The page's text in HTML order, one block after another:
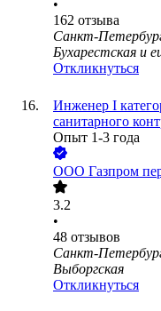
•
162 отзыва
Санкт-
Бухарестская и
Откликнуться
Инженер I
санитарного
Опыт 1-3 года
ООО Газпром
3.2
•
48 отзывов
Санкт-
Выборгская
Откликнуться